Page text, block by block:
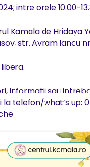
intre orele 10.00-
Kamala de Hridaya
str. Avram Iancu
informatii sau
telefon/what’s up: